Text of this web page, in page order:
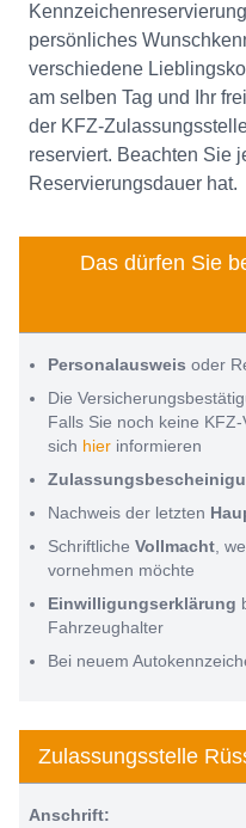
persönliches
verschiedene
am selben Tag und Ihr
der KFZ-
reserviert. Beachten Sie
Reservierungsdauer hat.
Das dürfen Sie
Personalausweis oder
Die
Falls Sie noch keine
sich hier informieren
Nachweis der letzten
Schriftliche Vollmacht ,
vornehmen möchte
Einwilligungserklärung
Fahrzeughalter
Bei neuem
Zulassungsstelle
Anschrift: